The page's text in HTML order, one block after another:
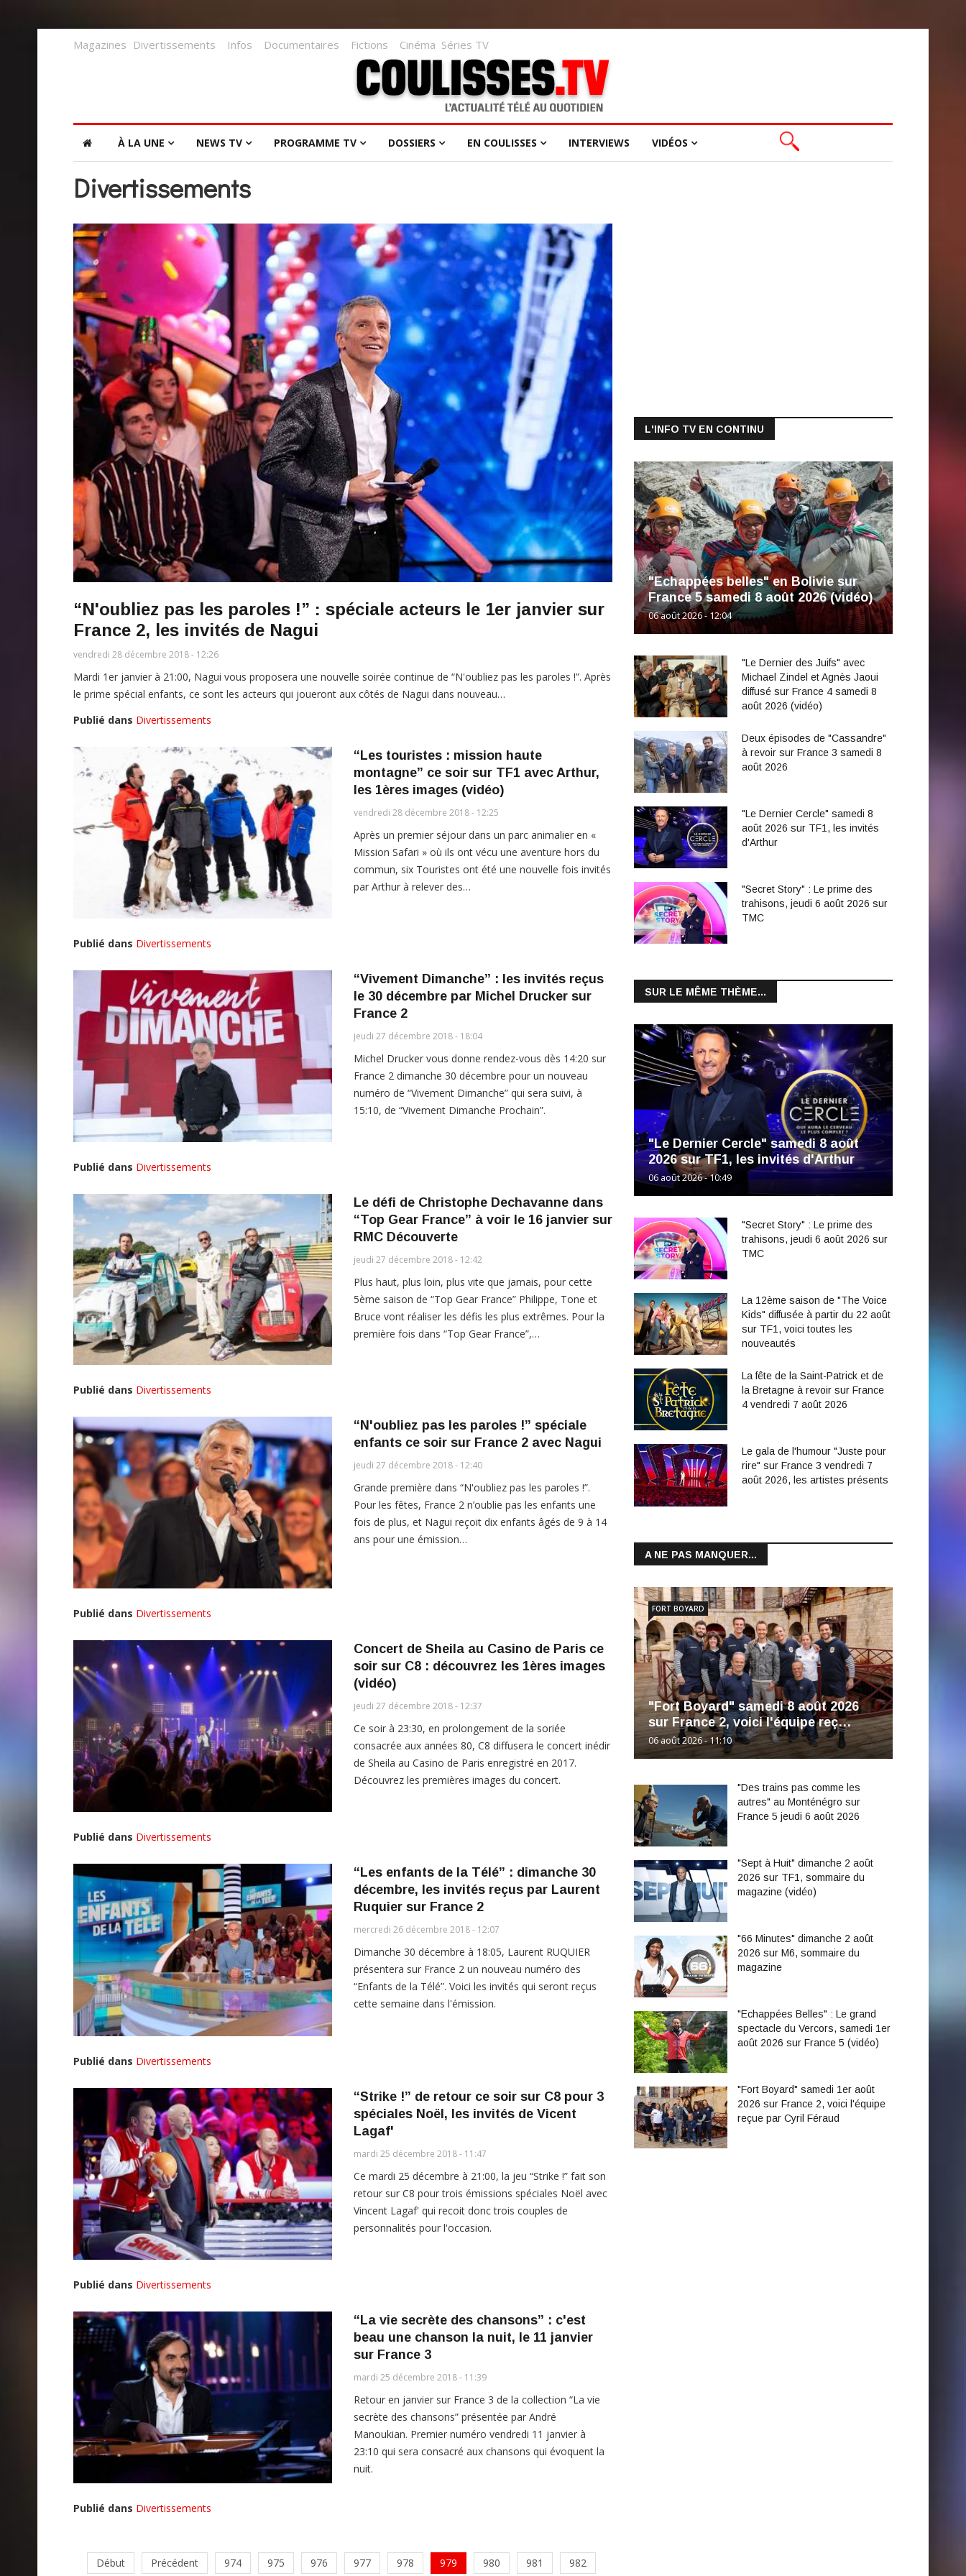
Magazines Divertissements Infos Documentaires Fictions Cinéma Séries TV
À LA UNE NEWS TV PROGRAMME TV DOSSIERS EN COULISSES INTERVIEWS VIDÉOS
Divertissements
“N'oubliez pas les paroles !” : spéciale acteurs le 1er janvier sur
France 2, les invités de Nagui
vendredi 28 décembre 2018 - 12:26
Mardi 1er janvier à 21:00, Nagui vous proposera une nouvelle soirée continue de “N'oubliez pas les paroles !”. Après
le prime spécial enfants, ce sont les acteurs qui joueront aux côtés de Nagui dans nouveau…
Publié dans Divertissements
“Les touristes : mission haute
montagne” ce soir sur TF1 avec Arthur,
les 1ères images (vidéo)
vendredi 28 décembre 2018 - 12:25
Après un premier séjour dans un parc animalier en «
Mission Safari » où ils ont vécu une aventure hors du
commun, six Touristes ont été une nouvelle fois invités
par Arthur à relever des…
Publié dans Divertissements
“Vivement Dimanche” : les invités reçus
le 30 décembre par Michel Drucker sur
France 2
jeudi 27 décembre 2018 - 18:04
Michel Drucker vous donne rendez-vous dès 14:20 sur
France 2 dimanche 30 décembre pour un nouveau
numéro de “Vivement Dimanche” qui sera suivi, à
15:10, de “Vivement Dimanche Prochain”.
Publié dans Divertissements
Le défi de Christophe Dechavanne dans
“Top Gear France” à voir le 16 janvier sur
RMC Découverte
jeudi 27 décembre 2018 - 12:42
Plus haut, plus loin, plus vite que jamais, pour cette
5ème saison de “Top Gear France” Philippe, Tone et
Bruce vont réaliser les défis les plus extrêmes. Pour la
première fois dans “Top Gear France”,…
Publié dans Divertissements
“N'oubliez pas les paroles !” spéciale
enfants ce soir sur France 2 avec Nagui
jeudi 27 décembre 2018 - 12:40
Grande première dans “N'oubliez pas les paroles !”.
Pour les fêtes, France 2 n’oublie pas les enfants une
fois de plus, et Nagui reçoit dix enfants âgés de 9 à 14
ans pour une émission…
Publié dans Divertissements
Concert de Sheila au Casino de Paris ce
soir sur C8 : découvrez les 1ères images
(vidéo)
jeudi 27 décembre 2018 - 12:37
Ce soir à 23:30, en prolongement de la soriée
consacrée aux années 80, C8 diffusera le concert inédir
de Sheila au Casino de Paris enregistré en 2017.
Découvrez les premières images du concert.
Publié dans Divertissements
“Les enfants de la Télé” : dimanche 30
décembre, les invités reçus par Laurent
Ruquier sur France 2
mercredi 26 décembre 2018 - 12:07
Dimanche 30 décembre à 18:05, Laurent RUQUIER
présentera sur France 2 un nouveau numéro des
“Enfants de la Télé”. Voici les invités qui seront reçus
cette semaine dans l'émission.
Publié dans Divertissements
“Strike !” de retour ce soir sur C8 pour 3
spéciales Noël, les invités de Vicent
Lagaf'
mardi 25 décembre 2018 - 11:47
Ce mardi 25 décembre à 21:00, la jeu “Strike !” fait son
retour sur C8 pour trois émissions spéciales Noël avec
Vincent Lagaf' qui recoit donc trois couples de
personnalités pour l'occasion.
Publié dans Divertissements
“La vie secrète des chansons” : c'est
beau une chanson la nuit, le 11 janvier
sur France 3
mardi 25 décembre 2018 - 11:39
Retour en janvier sur France 3 de la collection “La vie
secrète des chansons” présentée par André
Manoukian. Premier numéro vendredi 11 janvier à
23:10 qui sera consacré aux chansons qui évoquent la
nuit.
Publié dans Divertissements
Début Précédent 974 975 976 977 978 979 980 981 982
L'INFO TV EN CONTINU
"Echappées belles" en Bolivie sur
France 5 samedi 8 août 2026 (vidéo)
06 août 2026 - 12:04
"Le Dernier des Juifs" avec
Michael Zindel et Agnès Jaoui
diffusé sur France 4 samedi 8
août 2026 (vidéo)
Deux épisodes de "Cassandre"
à revoir sur France 3 samedi 8
août 2026
"Le Dernier Cercle" samedi 8
août 2026 sur TF1, les invités
d'Arthur
"Secret Story" : Le prime des
trahisons, jeudi 6 août 2026 sur
TMC
SUR LE MÊME THÈME...
"Le Dernier Cercle" samedi 8 août
2026 sur TF1, les invités d'Arthur
06 août 2026 - 10:49
"Secret Story" : Le prime des
trahisons, jeudi 6 août 2026 sur
TMC
La 12ème saison de "The Voice
Kids" diffusée à partir du 22 août
sur TF1, voici toutes les
nouveautés
La fête de la Saint-Patrick et de
la Bretagne à revoir sur France
4 vendredi 7 août 2026
Le gala de l'humour "Juste pour
rire" sur France 3 vendredi 7
août 2026, les artistes présents
A NE PAS MANQUER...
"Fort Boyard" samedi 8 août 2026
sur France 2, voici l'équipe reç…
06 août 2026 - 11:10
FORT BOYARD
"Des trains pas comme les
autres" au Monténégro sur
France 5 jeudi 6 août 2026
"Sept à Huit" dimanche 2 août
2026 sur TF1, sommaire du
magazine (vidéo)
"66 Minutes" dimanche 2 août
2026 sur M6, sommaire du
magazine
"Echappées Belles" : Le grand
spectacle du Vercors, samedi 1er
août 2026 sur France 5 (vidéo)
"Fort Boyard" samedi 1er août
2026 sur France 2, voici l'équipe
reçue par Cyril Féraud